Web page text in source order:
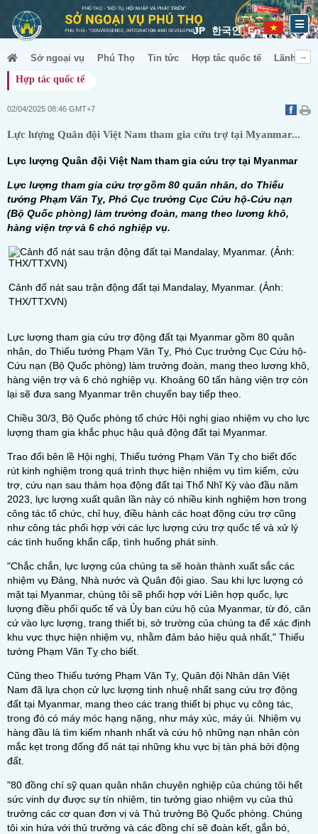
JP 한국인 En
Sở ngoại vụ Phú Thọ Tin tức Hợp tác quốc tế
Lãnh sự
Hợp tác quốc tế
02/04/2025 08:46 GMT+7
Lực lượng Quân đội Việt Nam tham gia cứu trợ tại Myanmar...
Lực lượng Quân đội Việt Nam tham gia cứu trợ tại Myanmar
Lực lượng tham gia cứu trợ gồm 80 quân nhân, do Thiếu
tướng Phạm Văn Tỵ, Phó Cục trưởng Cục Cứu hộ-Cứu nạn
(Bộ Quốc phòng) làm trưởng đoàn, mang theo lương khô,
hàng viện trợ và 6 chó nghiệp vụ.
Cảnh đổ nát sau trận động đất tại Mandalay, Myanmar. (Ảnh:
THX/TTXVN)
Lực lượng tham gia cứu trợ động đất tại Myanmar gồm 80 quân
nhân, do Thiếu tướng Phạm Văn Tỵ, Phó Cục trưởng Cục Cứu hộ-
Cứu nạn (Bộ Quốc phòng) làm trưởng đoàn, mang theo lương khô,
hàng viện trợ và 6 chó nghiệp vụ. Khoảng 60 tấn hàng viện trợ còn
lại sẽ đưa sang Myanmar trên chuyến bay tiếp theo.
Chiều 30/3, Bộ Quốc phòng tổ chức Hội nghị giao nhiệm vụ cho lực
lượng tham gia khắc phục hậu quả động đất tại Myanmar.
Trao đổi bên lề Hội nghị, Thiếu tướng Phạm Văn Tỵ cho biết đốc
rút kinh nghiệm trong quá trình thực hiện nhiệm vụ tìm kiếm, cứu
trợ, cứu nạn sau thảm họa động đất tại Thổ Nhĩ Kỳ vào đầu năm
2023, lực lượng xuất quân lần này có nhiều kinh nghiệm hơn trong
công tác tổ chức, chỉ huy, điều hành các hoạt động cứu trợ cũng
như công tác phối hợp với các lực lượng cứu trợ quốc tế và xử lý
các tình huống khẩn cấp, tình huống phát sinh.
"Chắc chắn, lực lượng của chúng ta sẽ hoàn thành xuất sắc các
nhiệm vụ Đảng, Nhà nước và Quân đội giao. Sau khi lực lượng có
mặt tại Myanmar, chúng tôi sẽ phối hợp với Liên hợp quốc, lực
lượng điều phối quốc tế và Ủy ban cứu hộ của Myanmar, từ đó, căn
cứ vào lực lượng, trang thiết bị, sở trường của chúng ta để xác định
khu vực thực hiện nhiệm vụ, nhằm đảm bảo hiệu quả nhất," Thiếu
tướng Phạm Văn Tỵ cho biết.
Cũng theo Thiếu tướng Phạm Văn Tỵ, Quân đội Nhân dân Việt
Nam đã lựa chọn cử lực lượng tinh nhuệ nhất sang cứu trợ động
đất tại Myanmar, mang theo các trang thiết bị phục vụ công tác,
trong đó có máy móc hạng nặng, như máy xúc, máy ủi. Nhiệm vụ
hàng đầu là tìm kiếm nhanh nhất và cứu hộ những nạn nhân còn
mắc kẹt trong đống đổ nát tại những khu vực bị tàn phá bởi động
đất.
"80 đồng chí sỹ quan quân nhân chuyên nghiệp của chúng tôi hết
sức vinh dự được sự tín nhiệm, tin tưởng giao nhiệm vụ của thủ
trưởng các cơ quan đơn vị và Thủ trưởng Bộ Quốc phòng. Chúng
tôi xin hứa với thủ trưởng và các đồng chí sẽ đoàn kết, gắn bó,